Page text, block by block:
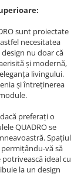
sunt proiectate
necesitatea
nu doar că
și modernă,
livingului.
și întreținerea
preferați o
QUADRO se
Spațiul
vă să
ideal cu
la un design